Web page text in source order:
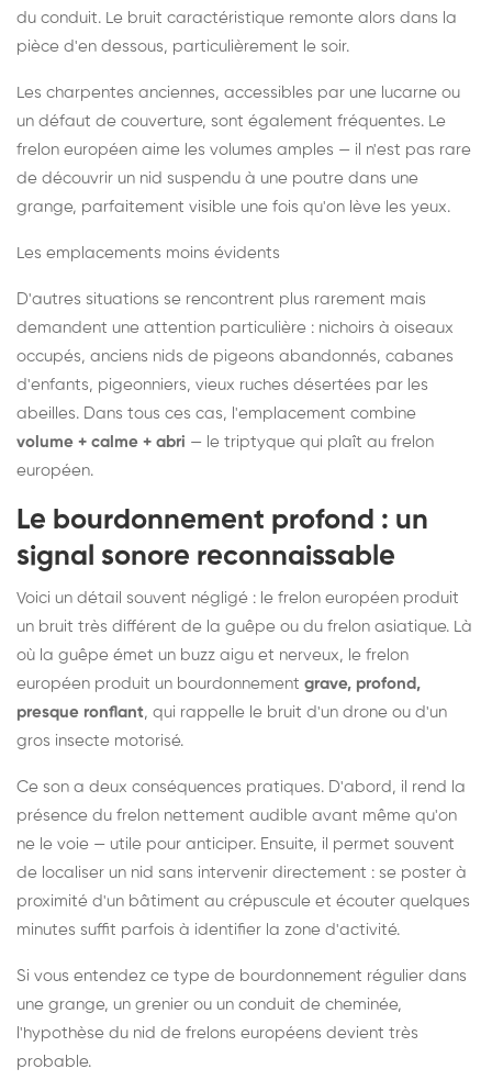
du conduit. Le bruit caractéristique remonte alors dans la
pièce d'en dessous, particulièrement le soir.
Les charpentes anciennes, accessibles par une lucarne ou
un défaut de couverture, sont également fréquentes. Le
frelon européen aime les volumes amples — il n'est pas rare
de découvrir un nid suspendu à une poutre dans une
grange, parfaitement visible une fois qu'on lève les yeux.
Les emplacements moins évidents
D'autres situations se rencontrent plus rarement mais
demandent une attention particulière : nichoirs à oiseaux
occupés, anciens nids de pigeons abandonnés, cabanes
d'enfants, pigeonniers, vieux ruches désertées par les
abeilles. Dans tous ces cas, l'emplacement combine
volume + calme + abri — le triptyque qui plaît au frelon
européen.
Le bourdonnement profond : un
signal sonore reconnaissable
Voici un détail souvent négligé : le frelon européen produit
un bruit très différent de la guêpe ou du frelon asiatique. Là
où la guêpe émet un buzz aigu et nerveux, le frelon
européen produit un bourdonnement grave, profond,
presque ronflant, qui rappelle le bruit d'un drone ou d'un
gros insecte motorisé.
Ce son a deux conséquences pratiques. D'abord, il rend la
présence du frelon nettement audible avant même qu'on
ne le voie — utile pour anticiper. Ensuite, il permet souvent
de localiser un nid sans intervenir directement : se poster à
proximité d'un bâtiment au crépuscule et écouter quelques
minutes suffit parfois à identifier la zone d'activité.
Si vous entendez ce type de bourdonnement régulier dans
une grange, un grenier ou un conduit de cheminée,
l'hypothèse du nid de frelons européens devient très
probable.